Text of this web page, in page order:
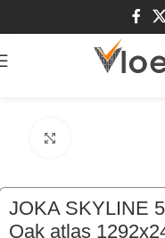
/Vloeren/
JOKA SKYLINE
Oak atlas